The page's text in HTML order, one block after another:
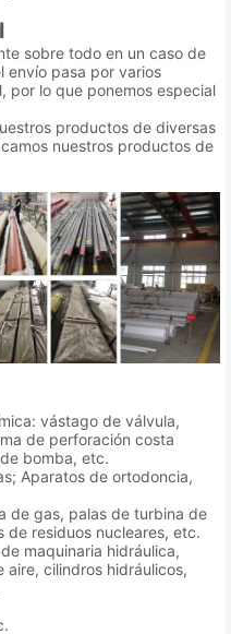
sobre todo en un caso de
envío pasa por varios
por lo que ponemos especial
productos de diversas
nuestros productos de
vástago de válvula,
de perforación costa
bomba, etc.
Aparatos de ortodoncia,
de gas, palas de turbina de
de residuos nucleares, etc.
maquinaria hidráulica,
aire, cilindros hidráulicos,